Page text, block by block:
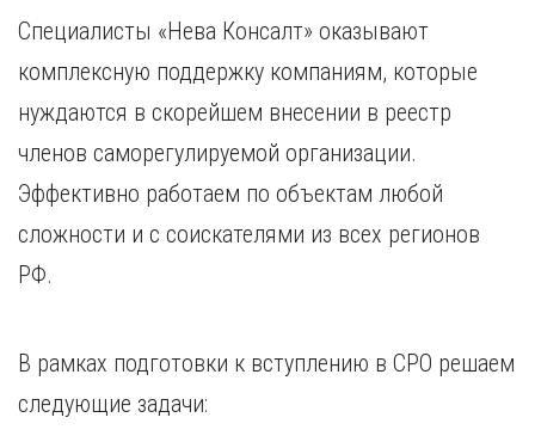
Специалисты «Нева Консалт» оказывают
комплексную поддержку компаниям, которые
нуждаются в скорейшем внесении в реестр
членов саморегулируемой организации.
Эффективно работаем по объектам любой
сложности и с соискателями из всех регионов
РФ.
В рамках подготовки к вступлению в СРО решаем
следующие задачи: